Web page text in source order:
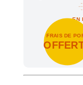
EN
FRAIS DE
Achetez 4